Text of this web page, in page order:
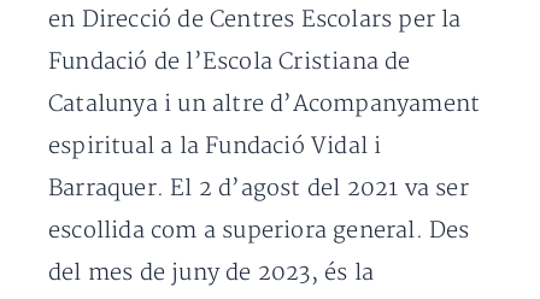
en Direcció de Centres Escolars per la
Fundació de l’Escola Cristiana de
Catalunya i un altre d’Acompanyament
espiritual a la Fundació Vidal i
Barraquer. El 2 d’agost del 2021 va ser
escollida com a superiora general. Des
del mes de juny de 2023, és la